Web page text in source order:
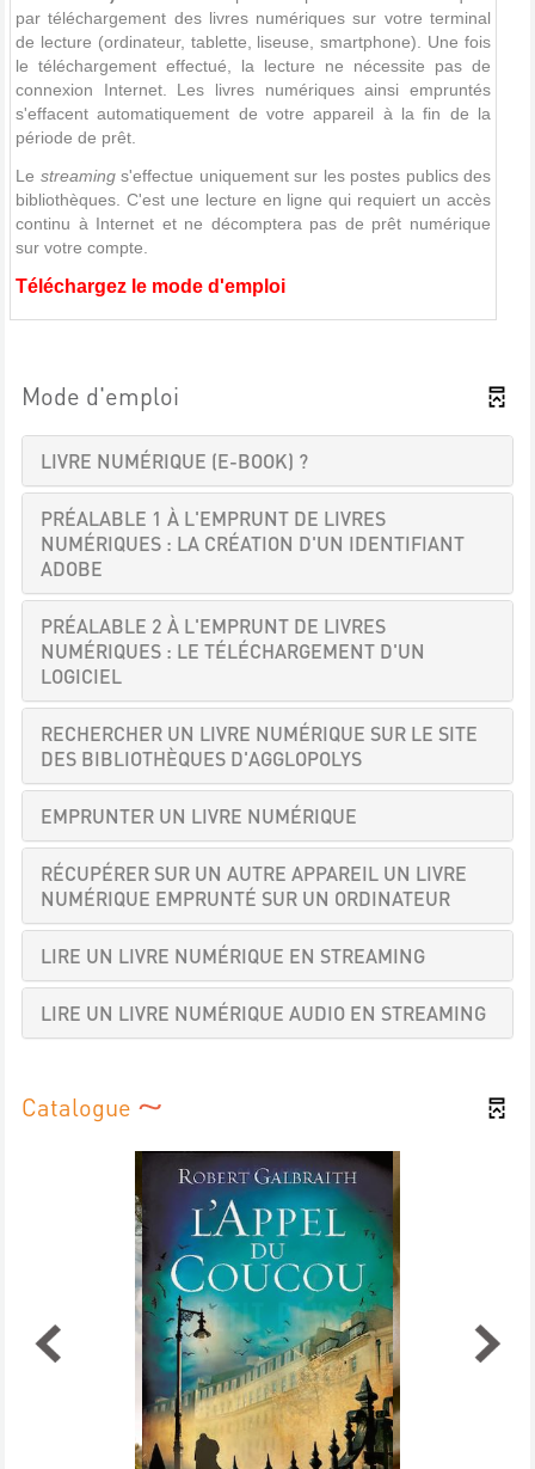
par téléchargement des livres numériques sur votre terminal
de lecture (ordinateur, tablette, liseuse, smartphone). Une fois
le téléchargement effectué, la lecture ne nécessite pas de
connexion Internet. Les livres numériques ainsi empruntés
s'effacent automatiquement de votre appareil à la fin de la
période de prêt.
Le streamings'effectue uniquement sur les postes publics des
bibliothèques. C'est une lecture en ligne qui requiert un accès
continu à Internet et ne décomptera pas de prêt numérique
sur votre compte.
Téléchargez le mode d'emploi
Mode d'emploi
LIVRE NUMÉRIQUE (E-BOOK) ?
PRÉALABLE 1 À L'EMPRUNT DE LIVRES
NUMÉRIQUES : LA CRÉATION D'UN IDENTIFIANT
ADOBE
PRÉALABLE 2 À L'EMPRUNT DE LIVRES
NUMÉRIQUES : LE TÉLÉCHARGEMENT D'UN
LOGICIEL
RECHERCHER UN LIVRE NUMÉRIQUE SUR LE SITE
DES BIBLIOTHÈQUES D'AGGLOPOLYS
EMPRUNTER UN LIVRE NUMÉRIQUE
RÉCUPÉRER SUR UN AUTRE APPAREIL UN LIVRE
NUMÉRIQUE EMPRUNTÉ SUR UN ORDINATEUR
LIRE UN LIVRE NUMÉRIQUE EN STREAMING
LIRE UN LIVRE NUMÉRIQUE AUDIO EN STREAMING
Catalogue